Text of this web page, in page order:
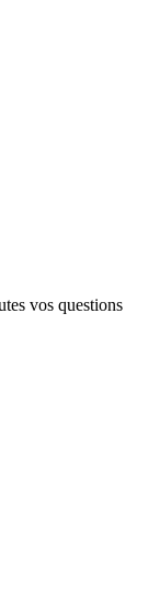
vos questions